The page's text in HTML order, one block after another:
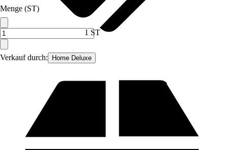
Verkauf durch: Home Deluxe
Menge (ST)
1 ST